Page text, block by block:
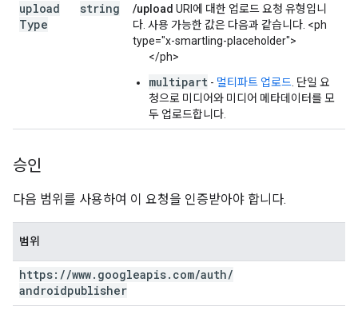
upload
Type
string /upload URI에 대한 업로드 요청 유형입니
다. 사용 가능한 값은 다음과 같습니다. <ph
type="x-smartling-placeholder">
</ph>
multipart - 멀티파트 업로드 . 단일 요
청으로 미디어와 미디어 메타데이터를 모
두 업로드합니다.
승인
다음 범위를 사용하여 이 요청을 인증받아야 합니다.
범위
https: //www. googleapis. com/auth/
androidpublisher